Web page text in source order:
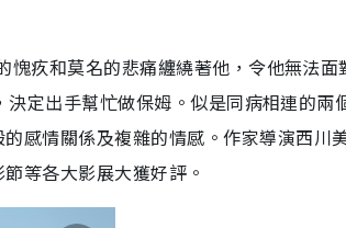
疚和莫名的悲痛纏繞著他，令他無法面
定出手幫忙做保姆。似是同病相連的兩
感情關係及複雜的情感。作家導演西川
等各大影展大獲好評。